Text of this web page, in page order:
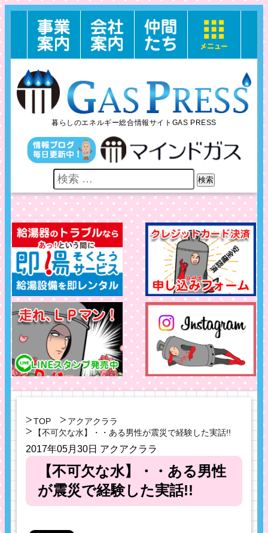
暮らしのエネルギー総合情報サイトGAS PRESS
検索
TOP
アクアクララ
【不可欠な水】・・ある男性が震災で経験した実話!!
2017年05月30日 アクアクララ
【不可欠な水】・・ある男性
が震災で経験した実話!!